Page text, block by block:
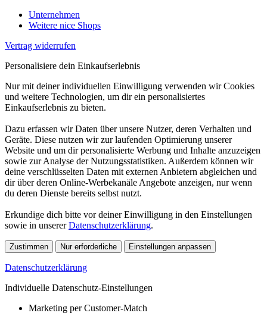
Unternehmen
Weitere nice Shops
Vertrag widerrufen
Personalisiere dein Einkaufserlebnis
Nur mit deiner individuellen Einwilligung verwenden wir Cookies
und weitere Technologien, um dir ein personalisiertes
Einkaufserlebnis zu bieten.
Dazu erfassen wir Daten über unsere Nutzer, deren Verhalten und
Geräte. Diese nutzen wir zur laufenden Optimierung unserer
Website und um dir personalisierte Werbung und Inhalte anzuzeigen
sowie zur Analyse der Nutzungsstatistiken. Außerdem können wir
deine verschlüsselten Daten mit externen Anbietern abgleichen und
dir über deren Online-Werbekanäle Angebote anzeigen, nur wenn
du deren Dienste bereits selbst nutzt.
Erkundige dich bitte vor deiner Einwilligung in den Einstellungen
sowie in unsererDatenschutzerklärung.
Zustimmen Nur erforderliche Einstellungen anpassen
Datenschutzerklärung
Individuelle Datenschutz-Einstellungen
Marketing per Customer-Match